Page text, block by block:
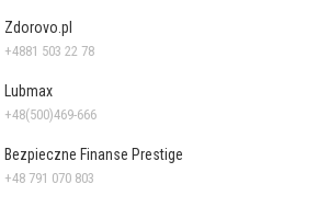
Zdorovo.pl
+4881 503 22 78
Lubmax
+48(500)469-666
Bezpieczne Finanse Prestige
+48 791 070 803